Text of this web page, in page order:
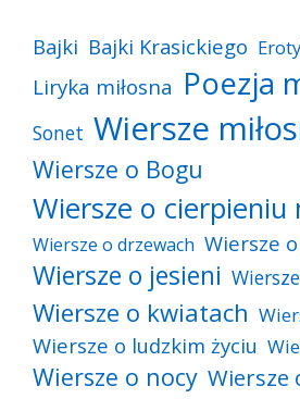
Bajki Bajki Krasickiego
Liryka miłosna Poezja
Sonet Wiersze
Wiersze o Bogu
Wiersze o cierpieniu
Wiersze o drzewach Wiersze
Wiersze o jesieni
Wiersze o kwiatach
Wiersze o ludzkim życiu
Wiersze o nocy Wiersze